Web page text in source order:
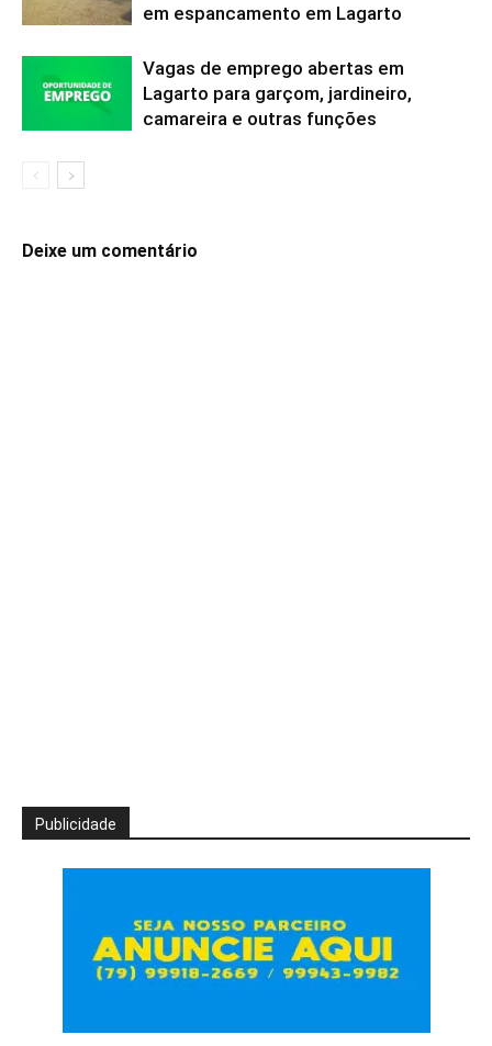
em espancamento em Lagarto
Vagas de emprego abertas em
Lagarto para garçom, jardineiro,
camareira e outras funções
Deixe um comentário
Publicidade